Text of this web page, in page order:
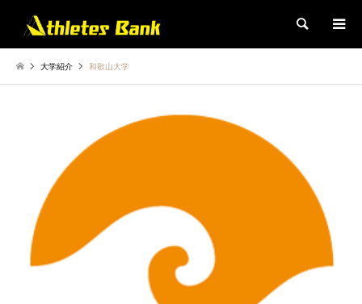
検索
大学紹介 和歌山大学